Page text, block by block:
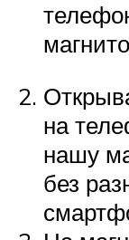
на
нашу
без